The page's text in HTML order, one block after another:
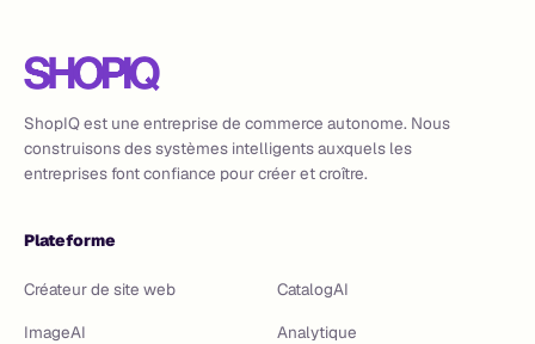
ShopIQ est une entreprise de commerce autonome. Nous
construisons des systèmes intelligents auxquels les
entreprises font confiance pour créer et croître.
Plateforme
Créateur de site web
CatalogAI
ImageAI
Analytique